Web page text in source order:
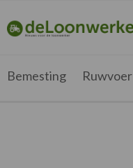
de
hoofdnavigatie
de
hoofd
de
eerste
de
voettekst
deloonwerker.be
Bemesting Ruwvoer